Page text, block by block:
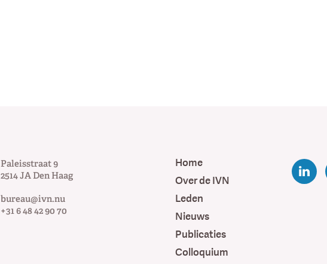
Paleisstraat 9
2514 JADen Haag
bureau@ivn.nu
+31 6 48 42 90 70
Home
Over de IVN
Leden
Nieuws
Publicaties
Colloquium